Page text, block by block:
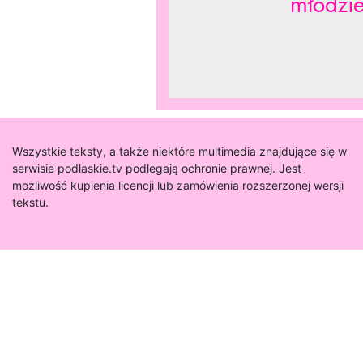
Wszystkie teksty, a także niektóre multimedia znajdujące się w
serwisie podlaskie.tv podlegają ochronie prawnej. Jest
możliwość kupienia licencji lub zamówienia rozszerzonej wersji
tekstu.